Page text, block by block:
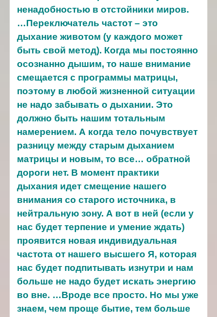
ненадобностью в отстойники миров.
…Переключатель частот – это
дыхание животом (у каждого может
быть свой метод). Когда мы постоянно
осознанно дышим, то наше внимание
смещается с программы матрицы,
поэтому в любой жизненной ситуации
не надо забывать о дыхании. Это
должно быть нашим тотальным
намерением. А когда тело почувствует
разницу между старым дыханием
матрицы и новым, то все… обратной
дороги нет. В момент практики
дыхания идет смещение нашего
внимания со старого источника, в
нейтральную зону. А вот в ней (если у
нас будет терпение и умение ждать)
проявится новая индивидуальная
частота от нашего высшего Я, которая
нас будет подпитывать изнутри и нам
больше не надо будет искать энергию
во вне. …Вроде все просто. Но мы уже
знаем, чем проще бытие, тем больше